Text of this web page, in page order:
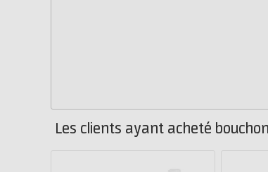
Les clients ayant acheté